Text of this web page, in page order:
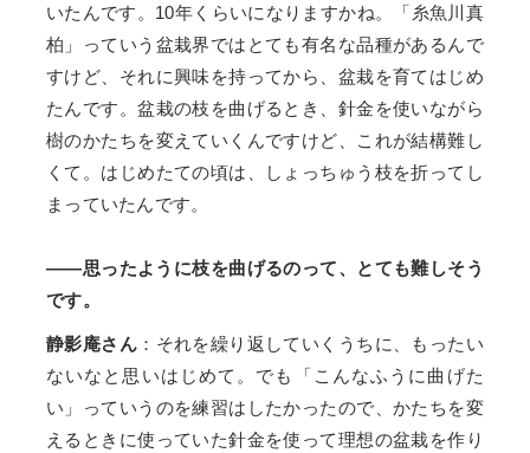
いたんです。10年くらいになりますかね。「糸魚川真
柏」っていう盆栽界ではとても有名な品種があるんで
すけど、それに興味を持ってから、盆栽を育てはじめ
たんです。盆栽の枝を曲げるとき、針金を使いながら
樹のかたちを変えていくんですけど、これが結構難し
くて。はじめたての頃は、しょっちゅう枝を折ってし
まっていたんです。
――思ったように枝を曲げるのって、とても難しそう
です。
静影庵さん ：それを繰り返していくうちに、もったい
ないなと思いはじめて。でも「こんなふうに曲げた
い」っていうのを練習はしたかったので、かたちを変
えるときに使っていた針金を使って理想の盆栽を作り